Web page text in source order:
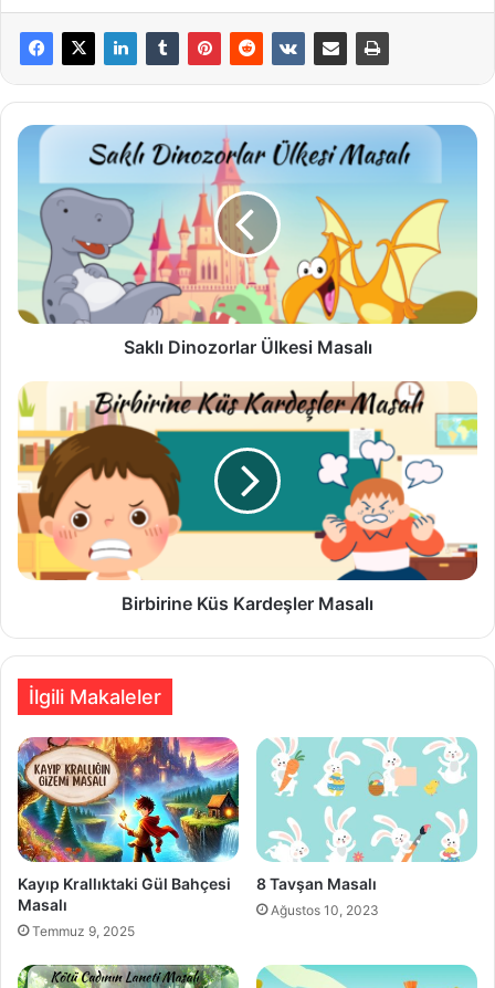
Saklı
Ülkesi
Masalı
Saklı Dinozorlar Ülkesi Masalı
Birbirine
Küs
Kardeşler
Masalı
Birbirine Küs Kardeşler Masalı
İlgili Makaleler
Kayıp Krallıktaki Gül Bahçesi
Masalı
Temmuz 9, 2025
8 Tavşan Masalı
Ağustos 10, 2023